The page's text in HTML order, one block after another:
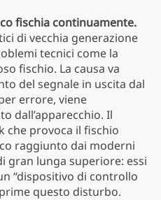
fischia continuamente.
di vecchia generazione
tecnici come la
fischio. La causa va
del segnale in uscita dal
errore, viene
dall’apparecchio. Il
che provoca il fischio
raggiunto dai moderni
gran lunga superiore: essi
“dispositivo di controllo
questo disturbo.